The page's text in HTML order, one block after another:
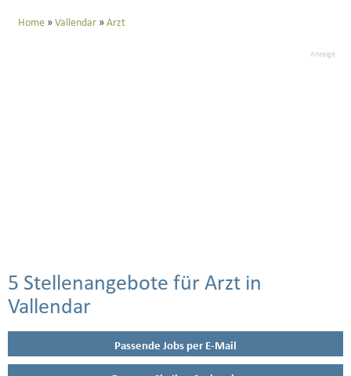
Home Vallendar Arzt
Anzeige
5 Stellenangebote für Arzt in
Vallendar
Passende Jobs per E-Mail